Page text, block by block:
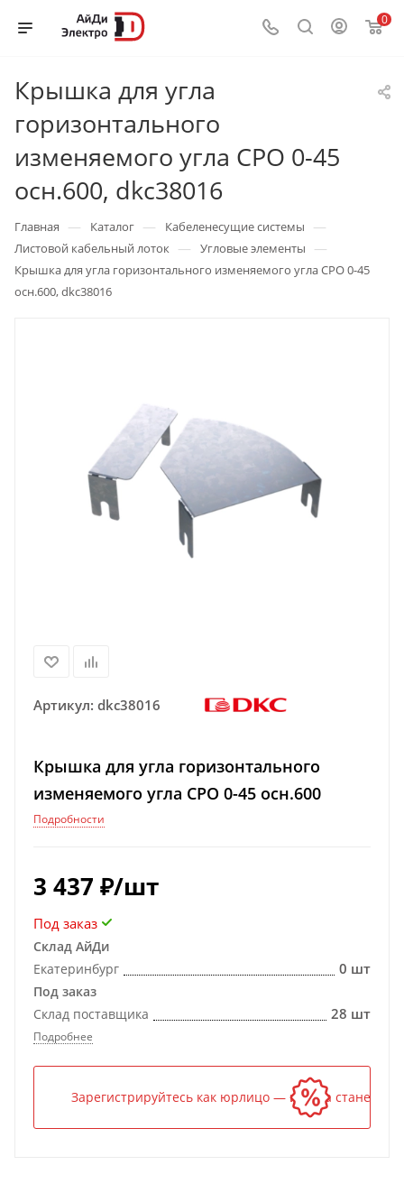
0
Крышка для угла
горизонтального
изменяемого угла CPO 0-45
осн.600, dkc38016
Главная — Каталог — Кабеленесущие системы —
Листовой кабельный лоток — Угловые элементы —
Крышка для угла горизонтального изменяемого угла CPO 0-45
осн.600, dkc38016
Артикул: dkc38016
Крышка для угла горизонтального
изменяемого угла CPO 0-45 осн.600
Подробности
3 437 ₽/шт
Под заказ
Склад АйДи
Екатеринбург
0 шт
Под заказ
Склад поставщика
28 шт
Подробнее
Зарегистрируйтесь как юрлицо — и цена станет